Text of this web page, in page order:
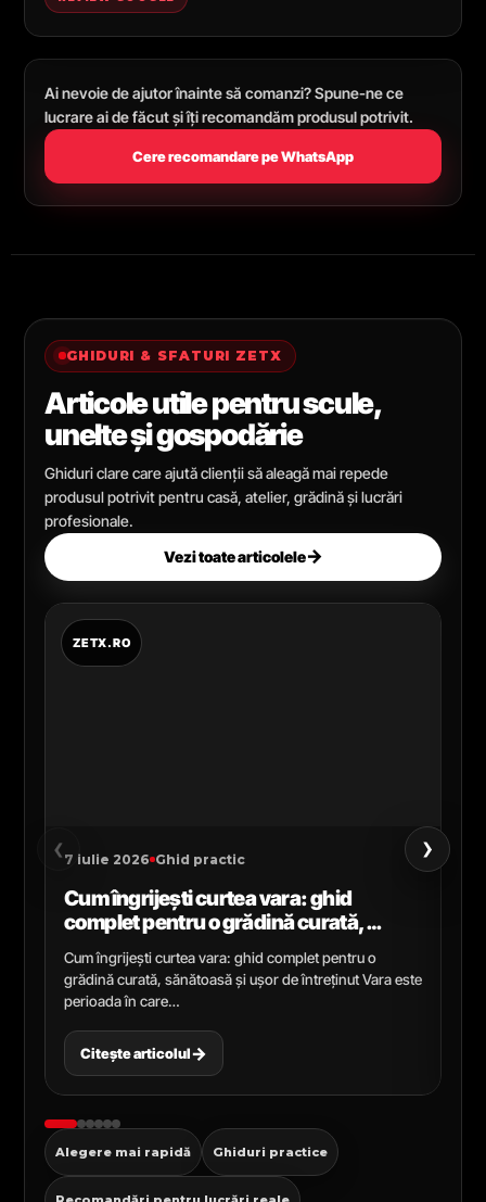
Ai nevoie de ajutor înainte să comanzi? Spune-ne ce
lucrare ai de făcut și îți recomandăm produsul potrivit.
Cere recomandare pe WhatsApp
GHIDURI & SFATURI ZETX
Articole utile pentru scule,
unelte și gospodărie
Ghiduri clare care ajută clienții să aleagă mai repede
produsul potrivit pentru casă, atelier, grădină și lucrări
profesionale.
Vezi toate articolele→
‹ 7 iulie 2026 Ghid practic
Cum îngrijești curtea vara: ghid
complet pentru o grădină curată,
sănătoasă și ușor de întreținut
Cum îngrijești curtea vara: ghid complet pentru o
grădină curată, sănătoasă și ușor de întreținut Vara este
perioada în care…
Citește articolul→
›
Alegere mai rapidă Ghiduri practice